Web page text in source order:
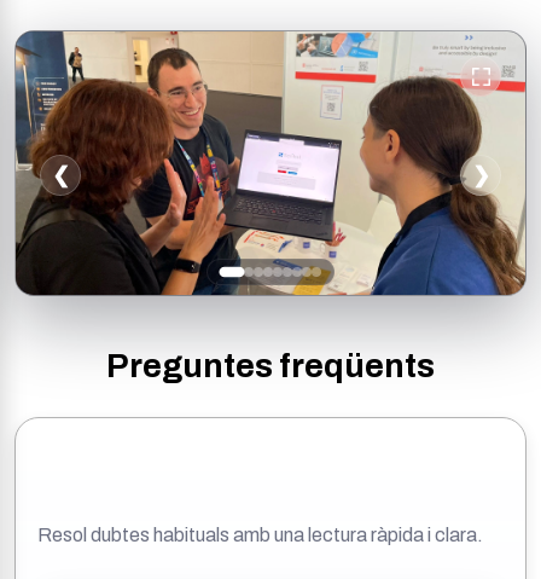
❮ ❯
Preguntes freqüents
Resol dubtes habituals amb una lectura ràpida i clara.